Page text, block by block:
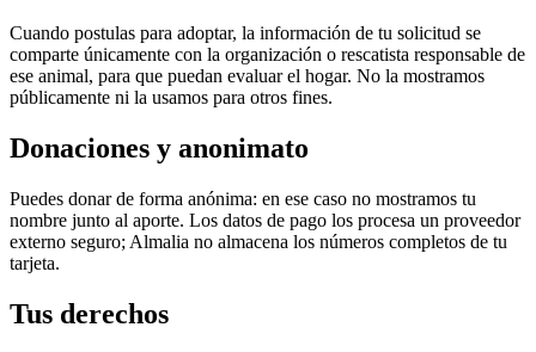
Cuando postulas para adoptar, la información de tu solicitud se
comparte únicamente con la organización o rescatista responsable de
ese animal, para que puedan evaluar el hogar. No la mostramos
públicamente ni la usamos para otros fines.
Donaciones y anonimato
Puedes donar de forma anónima: en ese caso no mostramos tu
nombre junto al aporte. Los datos de pago los procesa un proveedor
externo seguro; Almalia no almacena los números completos de tu
tarjeta.
Tus derechos